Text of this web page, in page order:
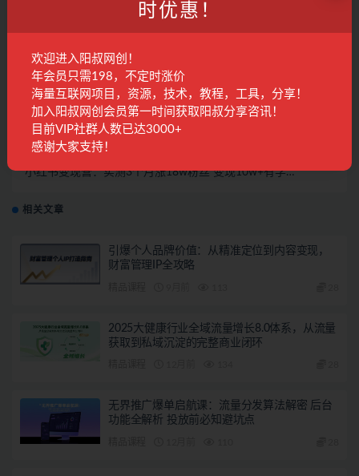
链接
最新国外Volutic平台看邮箱赚美金项目，每月最少稳定
低保5000+【详细教程】
小红书变现营：实测3个月涨18w粉丝 变现10w+有学员
相关文章
引爆个人品牌价值：从精准定位到内容变现，
财富管理IP全攻略
2025大健康行业全域流量增长8.0体系，从流量
获取到私域沉淀的完整商业闭环
无界推广爆单启航课：流量分发算法解密 后台
功能全解析 投放前必知避坑点
时优惠！
欢迎进入阳叔网创！
年会员只需198，不定时涨价
海量互联网项目，资源，技术，教程，工具，分享！
加入阳叔网创会员第一时间获取阳叔分享咨讯！
目前VIP社群人数已达3000+
感谢大家支持！